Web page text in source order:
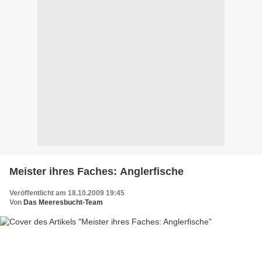
Meister ihres Faches: Anglerfische
Veröffentlicht am 18.10.2009 19:45
Von Das Meeresbucht-Team